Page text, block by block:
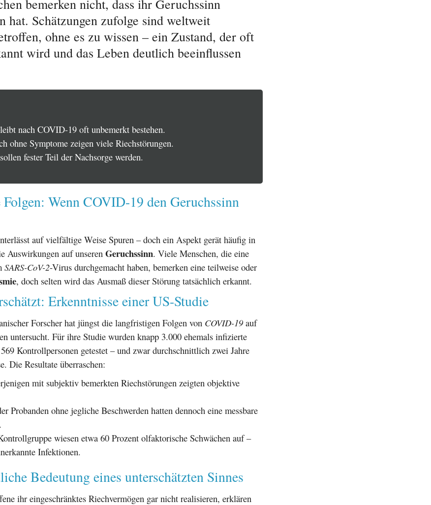
bemerken nicht, dass ihr Geruchssinn
hat. Schätzungen zufolge sind weltweit
ohne es zu wissen – ein Zustand, der oft
wird und das Leben deutlich beeinflussen
nach COVID-19 oft unbemerkt bestehen.
ohne Symptome zeigen viele Riechstörungen.
fester Teil der Nachsorge werden.
Folgen: Wenn COVID-19 den Geruchssinn
auf vielfältige Weise Spuren – doch ein Aspekt gerät häufig in
Auswirkungen auf unseren Geruchssinn. Viele Menschen, die eine
SARS-CoV-2-Virus durchgemacht haben, bemerken eine teilweise oder
, doch selten wird das Ausmaß dieser Störung tatsächlich erkannt.
Erkenntnisse einer US-Studie
Forscher hat jüngst die langfristigen Folgen von COVID-19 auf
untersucht. Für ihre Studie wurden knapp 3.000 ehemals infizierte
Kontrollpersonen getestet – und zwar durchschnittlich zwei Jahre
Die Resultate überraschen:
mit subjektiv bemerkten Riechstörungen zeigten objektive
Probanden ohne jegliche Beschwerden hatten dennoch eine messbare
wiesen etwa 60 Prozent olfaktorische Schwächen auf –
Infektionen.
Bedeutung eines unterschätzten Sinnes
ihr eingeschränktes Riechvermögen gar nicht realisieren, erklären